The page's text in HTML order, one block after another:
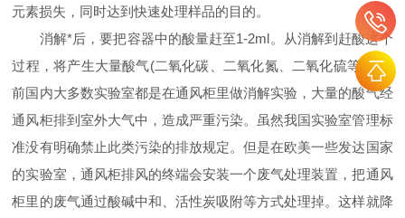
元素损失，同时达到快速处理样品的目的。
消解*后，要把容器中的酸量赶至1-2ml。从消解到赶酸这个
过程，将产生大量酸气(二氧化碳、二氧化氮、二氧化硫等)，目
前国内大多数实验室都是在通风柜里做消解实验，大量的酸气经
通风柜排到室外大气中，造成严重污染。虽然我国实验室管理标
准没有明确禁止此类污染的排放规定。但是在欧美一些发达国家
的实验室，通风柜排风的终端会安装一个废气处理装置，把通风
柜里的废气通过酸碱中和、活性炭吸附等方式处理掉。这样就降